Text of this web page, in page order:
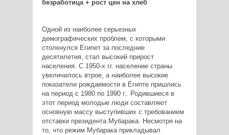
безработица + рост цен на хлеб
Одной из наиболее серьезных
демографических проблем, с которыми
столкнулся Египет за последние
десятилетия, стал высокий прирост
населения. С 1950-х гг. население страны
увеличилось втрое, а наиболее высокие
показатели рождаемости в Египте пришлись
на период с 1980 по 1990 г.. Родившиеся в
этот период молодые люди составляют
основную массу выступивших с требованием
отставки президента Мубарака. Несмотря на
то, что режим Мубарака прикладывал